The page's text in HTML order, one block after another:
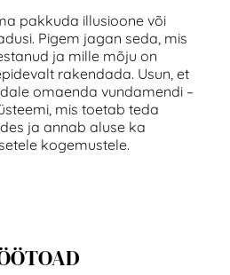
pakkuda illusioone või
Pigem jagan seda, mis
ja mille mõju on
rakendada. Usun, et
omaenda vundamendi –
mis toetab teda
ja annab aluse ka
kogemustele.